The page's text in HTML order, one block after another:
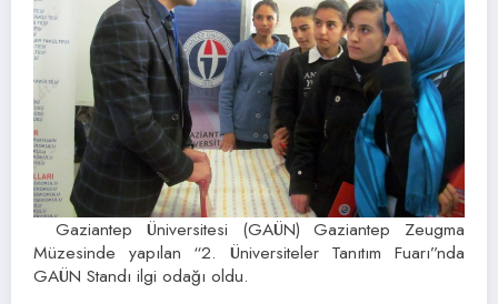
Gaziantep Üniversitesi (GAÜN) Gaziantep Zeugma
Müzesinde yapılan “2. Üniversiteler Tanıtım Fuarı”nda
GAÜN Standı ilgi odağı oldu.